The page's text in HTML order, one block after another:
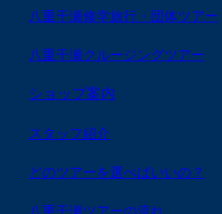
八重干瀬修学旅行・団体ツアー
八重干瀬クルージングツアー
ショップ案内
スタッフ紹介
どのツアーを選べばいいの？